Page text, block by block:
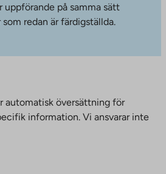
uppförande på samma sätt
redan är färdigställda.
automatisk översättning för
information. Vi ansvarar inte